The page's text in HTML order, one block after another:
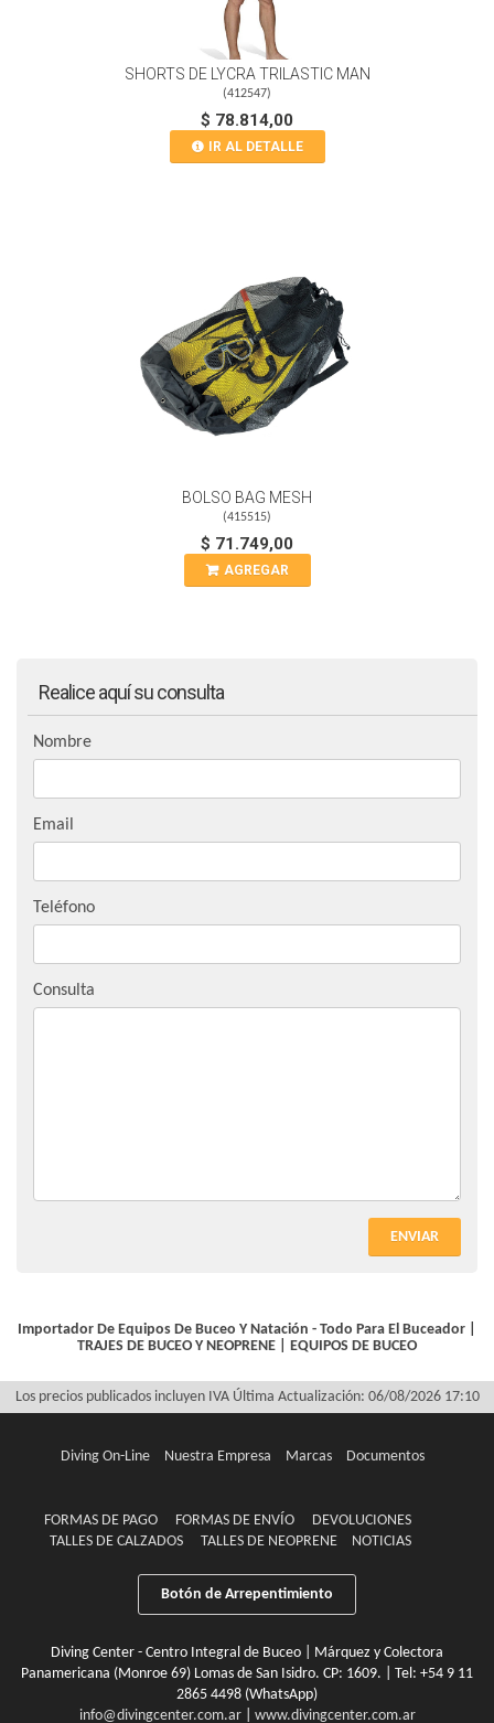
SHORTS DE LYCRA TRILASTIC MAN
(412547)
$ 78.814,00
IR AL DETALLE
BOLSO BAG MESH
(415515)
$ 71.749,00
AGREGAR
Realice aquí su consulta
Nombre
Email
Teléfono
Consulta
ENVIAR
Importador De Equipos De Buceo Y Natación - Todo Para El Buceador |
TRAJES DE BUCEO Y NEOPRENE
EQUIPOS DE BUCEO
Los precios publicados incluyen IVA Última Actualización: 06/08/2026 17:10
Diving On-Line Nuestra Empresa Marcas Documentos
FORMAS DE PAGO FORMAS DE ENVÍO
DEVOLUCIONES
TALLES DE CALZADOS
TALLES DE NEOPRENE NOTICIAS
Botón de Arrepentimiento
Diving Center - Centro Integral de Buceo | Márquez y Colectora
Panamericana (Monroe 69) Lomas de San Isidro. CP: 1609. | Tel: +54 9 11
2865 4498 (WhatsApp)
info@divingcenter.com.ar| www.divingcenter.com.ar